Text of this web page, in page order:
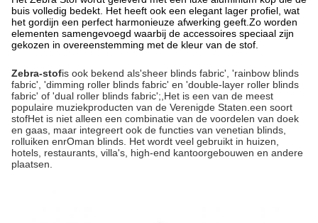
buis volledig bedekt. Het heeft ook een elegant lager profiel, wat
het gordijn een perfect harmonieuze afwerking geeft.Zo worden
elementen samengevoegd waarbij de accessoires speciaal zijn
gekozen in overeenstemming met de kleur van de stof.
Zebra-stofis ook bekend als'sheer blinds fabric', 'rainbow blinds
fabric', 'dimming roller blinds fabric' en 'double-layer roller blinds
fabric' of 'dual roller blinds fabric'; Het is een van de meest
populaire muziekproducten van de Verenigde Staten. een soort
stofHet is niet alleen een combinatie van de voordelen van doek
en gaas, maar integreert ook de functies van venetian blinds,
rolluiken enrOman blinds. Het wordt veel gebruikt in huizen,
hotels, restaurants, villa's, high-end kantoorgebouwen en andere
plaatsen.